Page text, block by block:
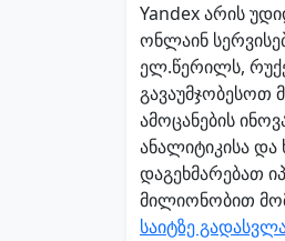
Yandex არის
ონლაინ
ელ.წერილს,
გავაუმჯობესოთ
ამოცანების
ანალიტიკისა
დაგეხმარებათ
მილიონობით
საიტზე